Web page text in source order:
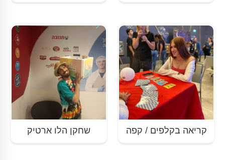
קריאה בקלפים / קפה שחקן הלו ארטיק